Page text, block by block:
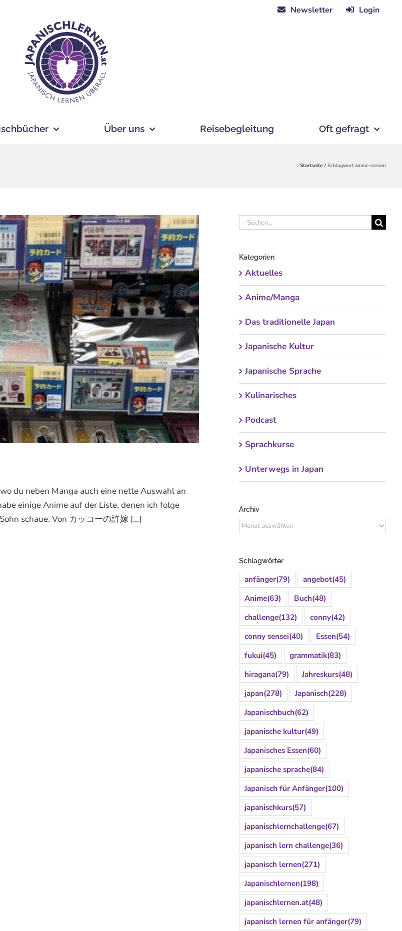
Newsletter Login
Über uns Reisebegleitung Oft gefragt
Startseite Schlagwort:anime season
du neben Manga auch eine nette Auswahl an
einige Anime auf der Liste, denen ich folge
schaue. Von カッコーの許嫁 [...]
Suche
Kategorien
Aktuelles
Anime/Manga
Das traditionelle Japan
Japanische Kultur
Japanische Sprache
Kulinarisches
Podcast
Sprachkurse
Unterwegs in Japan
Archiv
Archiv
Schlagwörter
anfänger(79) angebot(45)
Anime(63) Buch(48)
challenge(132) conny(42)
conny sensei(40) Essen(54)
fukui(45) grammatik(83)
hiragana(79) Jahreskurs(48)
japan(278) Japanisch(228)
Japanischbuch(62)
japanische kultur(49)
Japanisches Essen(60)
japanische sprache(84)
Japanisch für Anfänger(100)
japanischkurs(57)
japanischlernchallenge(67)
japanisch lern challenge(36)
japanisch lernen(271)
Japanischlernen(198)
japanischlernen.at(48)
japanisch lernen für anfänger(79)